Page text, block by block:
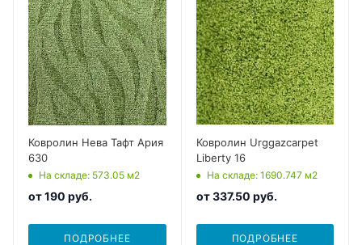
Ковролин Нева Тафт Ария
630
На складе: 573.05 м2
от190 руб.
ПОДРОБНЕЕ
Ковролин Urggazcarpet
Liberty 16
На складе: 1690.747 м2
от337.50 руб.
ПОДРОБНЕЕ